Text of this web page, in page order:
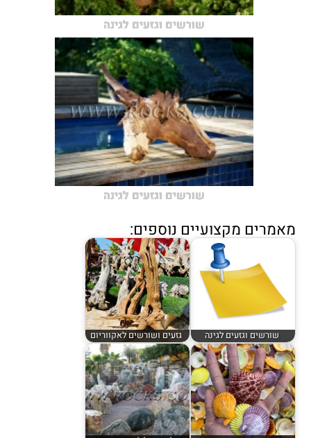
שורשים וגזעים לגינה
שורשים וגזעים לגינה
מאמרים מקצועיים נוספים:
שורשים וגזעים לגינה גזעים ושורשים לאקווריום